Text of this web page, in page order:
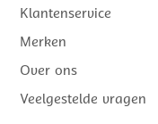
Klantenservice
Merken
Over ons
Veelgestelde vragen